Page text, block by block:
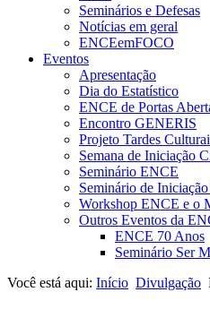
Seminários e Defesas
Notícias em geral
ENCEemFOCO
Eventos
Apresentação
Dia do Estatístico
ENCE de Portas
Encontro GENERIS
Projeto Tardes
Semana de Iniciação
Seminário ENCE
Seminário de
Workshop ENCE e o
Outros Eventos da
ENCE 70 Anos
Seminário Ser
Você está aqui: Início Divulgação